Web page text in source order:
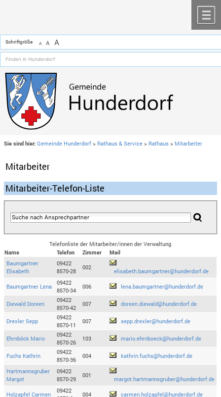
Schriftgröße A A A
Sie sind hier: Gemeinde Hunderdorf > Rathaus & Service > Rathaus > Mitarbeiter
Mitarbeiter
Mitarbeiter-Telefon-Liste
Telefonliste der Mitarbeiter/innen der Verwaltung
Name
Telefon Zimmer
Mail
Baumgartner
Elisabeth
09422
8570-28
002
elisabeth.baumgartner@hunderdorf.de
Baumgartner Lena
09422
8570-34
006 lena.baumgartner@hunderdorf.de
Diewald Doreen
09422
8570-42
007 doreen.diewald@hunderdorf.de
Drexler Sepp
09422
8570-11
007 sepp.drexler@hunderdorf.de
Ehrnböck Mario
09422
8570-26
103 mario.ehrnboeck@hunderdorf.de
Fuchs Kathrin
09422
8570-36
004 kathrin.fuchs@hunderdorf.de
Hartmannsgruber
Margot
09422
8570-29
001
margot.hartmannsgruber@hunderdorf.de
Holzapfel Carmen
09422
004 carmen.holzapfel@hunderdorf.de